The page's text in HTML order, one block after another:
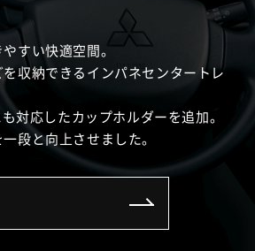
すい快適空間。
収納できるインパネセンタートレ
対応したカップホルダーを追加。
段と向上させました。